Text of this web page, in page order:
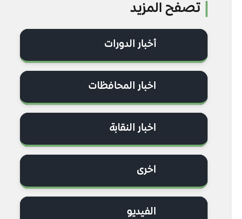
تصفح المزيد
أخبار الدورات
اخبار المحافظات
اخبار النقابة
اخرى
الفيديو